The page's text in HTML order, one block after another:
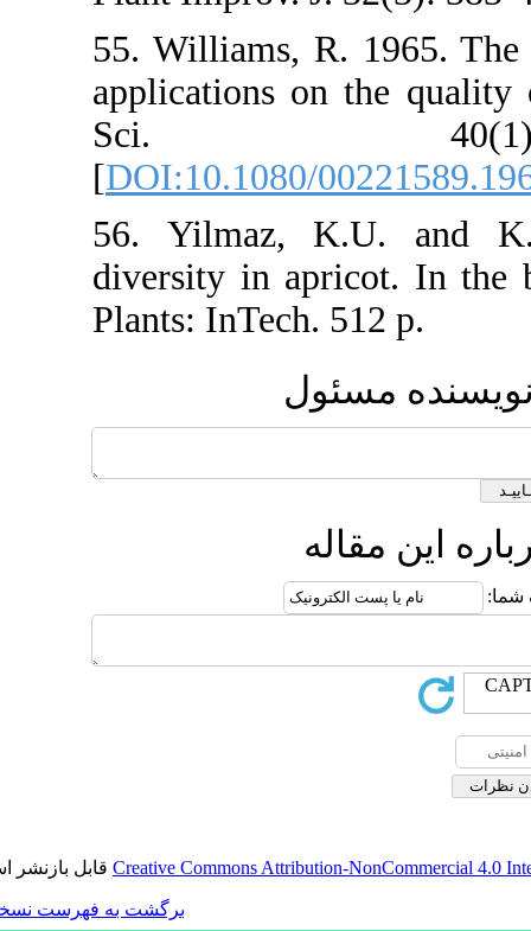
55. Williams,
applications
Sci.
[DOI:10.1080/
56. Yilmaz,
diversity in
Plants: InTech.
Creative Commonsقابل بازنشر است.
برگشت به فهرست نسخه ها